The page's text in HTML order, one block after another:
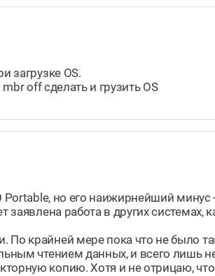
загрузке OS.
off сделать и грузить OS
но его наижирнейший минус
работа в других системах,
По крайней мере пока что не было
чтением данных, и всего лишь
копию. Хотя и не отрицаю,